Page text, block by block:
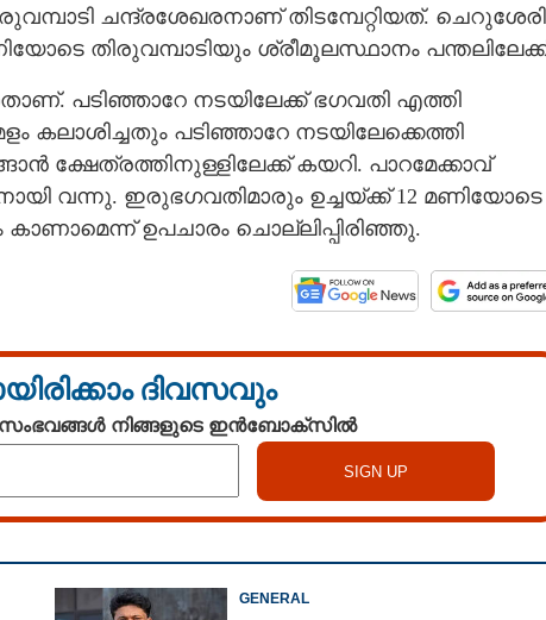
ചന്ദ്രശേഖരനാണ് തിടമ്പേറ്റിയത്. ചെറുശേരി
തിരുവമ്പാടിയും ശ്രീമൂലസ്ഥാനം
പടിഞ്ഞാറേ നടയിലേക്ക് ഭഗവതി എത്തി
കലാശിച്ചതും പടിഞ്ഞാറേ നടയിലേക്കെത്തി
ക്ഷേത്രത്തിനുള്ളിലേക്ക് കയറി. പാറമേക്കാവ്
വന്നു. ഇരുഭഗവതിമാരും ഉച്ചയ്‌ക്ക് 12 മണിയോടെ
ഉപചാരം ചൊല്ലിപ്പിരിഞ്ഞു.
ദിവസവും
നിങ്ങളുടെ ഇൻബോക്സിൽ
GENERAL